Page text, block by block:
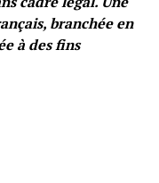
branchée en
à des fins